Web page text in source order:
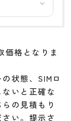
価格となりま
状態、SIMロ
いと正確な
の見積もり
い。提示さ